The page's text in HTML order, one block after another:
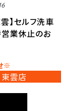
】セルフ洗車
業休止のお
※
東雲店